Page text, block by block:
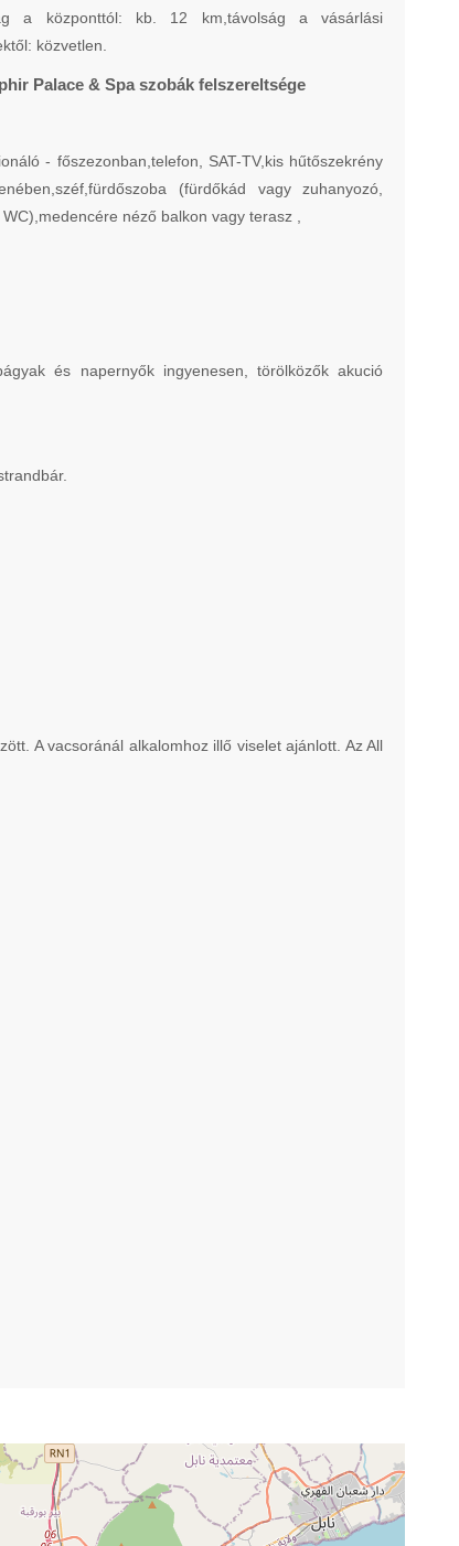
a központtól: kb. 12 km,távolság a vásárlási
közvetlen.
Palace & Spa szobák felszereltsége
- főszezonban,telefon, SAT-TV,kis hűtőszekrény
(fürdőkád vagy zuhanyozó,
néző balkon vagy terasz ,
és napernyők ingyenesen, törölközők akució
A vacsoránál alkalomhoz illő viselet ajánlott. Az All